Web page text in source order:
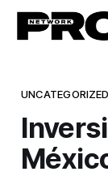
UNCATEGORIZED